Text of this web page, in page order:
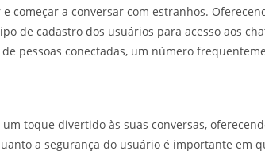
começar a conversar com estranhos.
de cadastro dos usuários para acesso aos
pessoas conectadas, um número
toque divertido às suas conversas,
a segurança do usuário é importante em